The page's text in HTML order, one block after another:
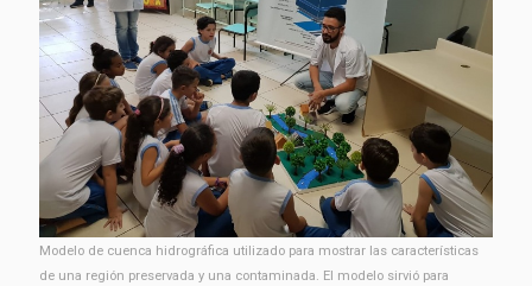
Modelo de cuenca hidrográfica utilizado para mostrar las características
de una región preservada y una contaminada. El modelo sirvió para